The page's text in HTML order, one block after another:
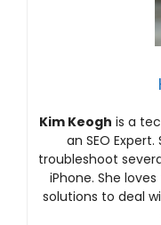
Kim Keogh is a
an SEO
troubleshoot
iPhone. She
solutions to deal